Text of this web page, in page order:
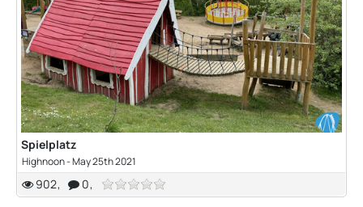
Spielplatz
Highnoon-May 25th 2021
902 0